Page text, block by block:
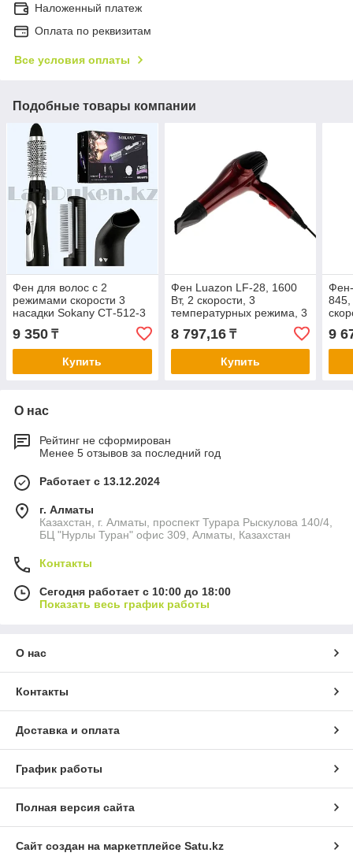
Наложенный платеж
Оплата по реквизитам
Все условия оплаты
Подобные товары компании
Фен для волос с 2
режимами скорости 3
насадки Sokany CТ-512-3
9 350 ₸
Купить
Фен Luazon LF-28, 1600
Вт, 2 скорости, 3
температурных режима, 3
насадки, расчески,
черный,
8 797,16₸
Купить
845,
9
О нас
Рейтинг не сформирован
Менее 5 отзывов за последний год
Работает с 13.12.2024
г. Алматы
Казахстан, г. Алматы, проспект Турара Рыскулова 140/4,
БЦ "Нурлы Туран" офис 309, Алматы, Казахстан
Контакты
Сегодня работает с 10:00 до 18:00
Показать весь график работы
О нас
Контакты
Доставка и оплата
График работы
Полная версия сайта
Сайт создан на маркетплейсе Satu.kz